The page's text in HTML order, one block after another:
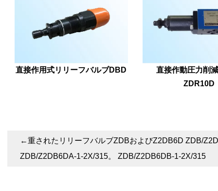
直接作用式リリーフバルブDBD
直接作動圧力削
ZDR10D
←重されたリリーフバルブZDBおよびZ2DB6D ZDB/
ZDB/Z2DB6DA-1-2X/315。 ZDB/Z2DB6DB-1-2X/315